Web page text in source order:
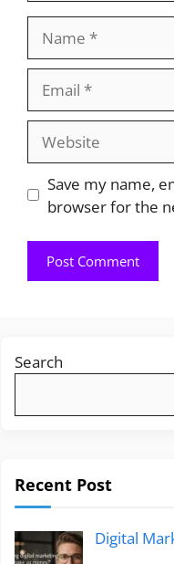
Website
Save my name,
browser for the
Search
Recent Post
Digital